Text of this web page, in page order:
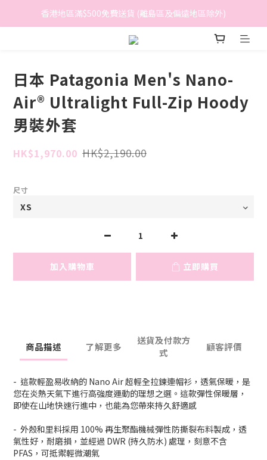
香港地區滿$500免費送貨 (離島區及偏遠地區除外)
香港地區滿$500免費送貨 (離島區及偏遠地區除外)
BreeziB 會員享有額外折扣及積分優惠
日本 Patagonia Men's Nano-
Air® Ultralight Full-Zip Hoody
男裝外套
HK$1,970.00 HK$2,190.00
尺寸
加入購物車 立即購買
商品描述 了解更多
送貨及付款方
式
顧客評價
- 這款輕盈易收納的 Nano Air 超輕全拉鍊連帽衫，透氣保暖，是
您在炎熱天氣下進行高強度運動的理想之選。這款彈性保暖層，
即使在山地快速行進中，也能為您帶來持久舒適感
- 外殼和里料採用 100% 再生聚酯機械彈性防撕裂布料製成，透
氣性好，耐磨損，並經過 DWR (持久防水) 處理，刻意不含
PFAS，可抵禦輕微潮氣